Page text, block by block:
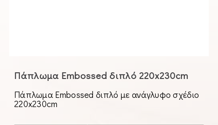
Πάπλωμα Embossed διπλό 220x230cm
Πάπλωμα Embossed διπλό με ανάγλυφο σχέδιο
220x230cm